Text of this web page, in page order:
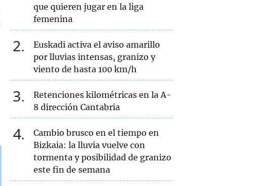
que quieren jugar en la liga
femenina
2
Euskadi activa el aviso amarillo
por lluvias intensas, granizo y
viento de hasta 100 km/h
3
Retenciones kilométricas en la A-
8 dirección Cantabria
4
Cambio brusco en el tiempo en
Bizkaia: la lluvia vuelve con
tormenta y posibilidad de granizo
este fin de semana